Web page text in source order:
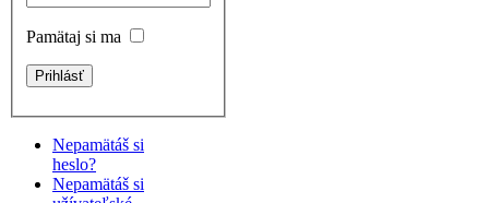
Pamätaj si ma
Nepamätáš si
heslo?
Nepamätáš si